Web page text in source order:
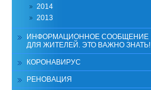
2014
2013
ИНФОРМАЦИОННОЕ СООБЩЕНИЕ
ДЛЯ ЖИТЕЛЕЙ. ЭТО ВАЖНО ЗНАТЬ!
КОРОНАВИРУС
РЕНОВАЦИЯ